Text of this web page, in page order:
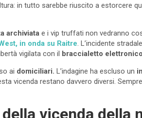
in tutto sarebbe riuscito a estorcere
archiviata e i vip truffati non vedranno
in onda su Raitre . L’incidente
vigilata con il braccialetto elettronico
ai domiciliari. L’indagine ha escluso un
vicenda restano davvero diversi.
vicenda della